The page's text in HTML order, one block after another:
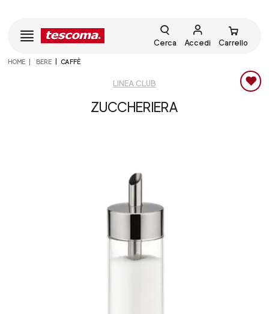
Cerca Accedi Carrello
HOME BERE CAFFÈ
LINEA CLUB
ZUCCHERIERA